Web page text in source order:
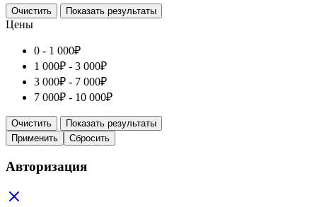
Очистить Показать результаты
Цены
0 - 1 000₽
1 000₽ - 3 000₽
3 000₽ - 7 000₽
7 000₽ - 10 000₽
Очистить
Показать результаты
Применить
Сбросить
Авторизация